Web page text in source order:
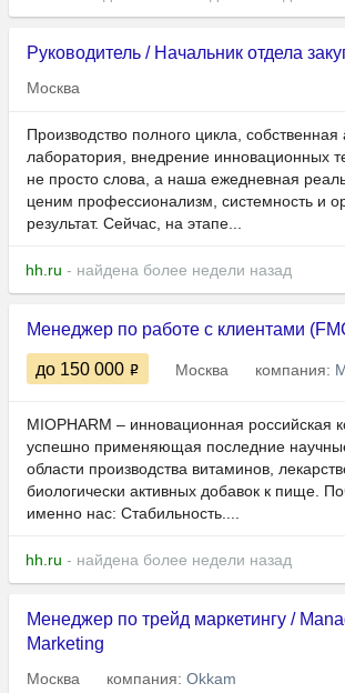
Руководитель / Начальник отдела
Москва
Производство полного цикла, собственная
лаборатория, внедрение инновационных
не просто слова, а наша ежедневная
ценим профессионализм, системность и
результат. Сейчас, на этапе...
hh.ru - найдена более недели назад
Менеджер по работе с клиентами
до 150 000 Москва компания:
MIOPHARM – инновационная российская
успешно применяющая последние
области производства витаминов,
биологически активных добавок к пище.
именно нас: Стабильность....
hh.ru - найдена более недели назад
Менеджер по трейд маркетингу /
Marketing
Москва компания: Okkam